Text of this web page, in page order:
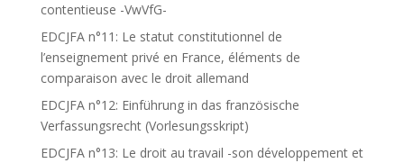
contentieuse -VwVfG-
EDCJFA n°11: Le statut constitutionnel de
l’enseignement privé en France, éléments de
comparaison avec le droit allemand
EDCJFA n°12: Einführung in das französische
Verfassungsrecht (Vorlesungsskript)
EDCJFA n°13: Le droit au travail -son développement et